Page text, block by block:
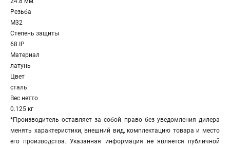
Резьба
M32
Степень защиты
68 IP
Материал
латунь
Цвет
сталь
Вес нетто
0.125 кг
*Производитель оставляет за собой право без уведомления дилера
менять характеристики, внешний вид, комплектацию товара и место
его производства. Указанная информация не является публичной